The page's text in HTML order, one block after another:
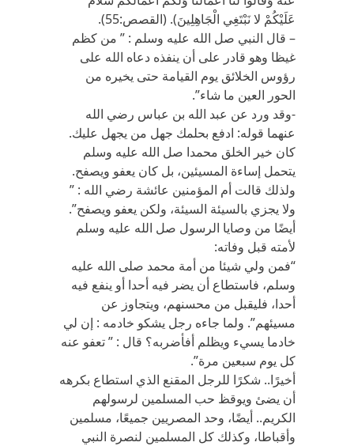
عَلَيْكُمْ لا نَبْتَغِي الْجَاهِلِينَ). (القصص:55).
– قال النبي صل الله عليه وسلم : ” من كظم
غيظا وهو قادر على أن ينفذه دعاه الله على
رؤوس الخلائق يوم القيامة حتى يخيره من
الحور العين ما شاء”.
-وقد ورد عن عبد الله بن عباس رضي الله
عنهما قوله: ادفع بحلمك جهل من يجهل عليك.
كان خير الخلق محمدا صل الله عليه وسلم
يتحمل إساءة المسيئين، بل كان يعفو ويصفح.
ولذلك قالت أم المؤمنين عائشة رضي الله : ”
ولا يجزي بالسيئة السيئة، ولكن يعفو ويصفح”.
أيضًا من وصايا الرسول صل الله عليه وسلم
لأمته قبل وفاته:
“فمن ولي شيئا من أمة محمد صلى الله عليه
وسلم، فاستطاع أن يضر فيه أحدا أو ينفع فيه
أحدا، فليقبل من محسنهم، ويتجاوز عن
مسيئهم”. ولما جاءه رجل يشكو خادمه : إن لي
خادما يسيء ويظلم أفأضربه؟ قال : ” تعفو عنه
كل يوم سبعين مرة”.
أخيرًا.. شكرًا للرجل المقنع الذي استطاع بكرهه
أن يضئ ويوقظ حب المسلمين لرسولهم
الكريم.. أيضًا، وحد المصريين جميعًا، مسلمين
وأقباطا، وكذلك كل المسلمين لنصرة النبي